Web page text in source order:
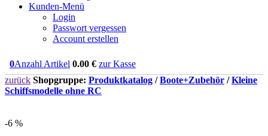
Kunden-Menü
Login
Passwort vergessen
Account erstellen
0Anzahl Artikel 0.00 € zur Kasse
zurück Shopgruppe: Produktkatalog /Boote+Zubehör /Kleine
Schiffsmodelle ohne RC
-6 %